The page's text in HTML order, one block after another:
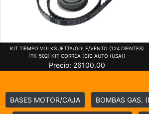
KIT TIEMPO VOLKS JETTA/GOLF/VENTO (124 DIENTES)
[TK-502] KIT CORREA (CIC AUTO (USA))
Precio: 26100.00
BASES MOTOR/CAJA BOMBAS GAS.